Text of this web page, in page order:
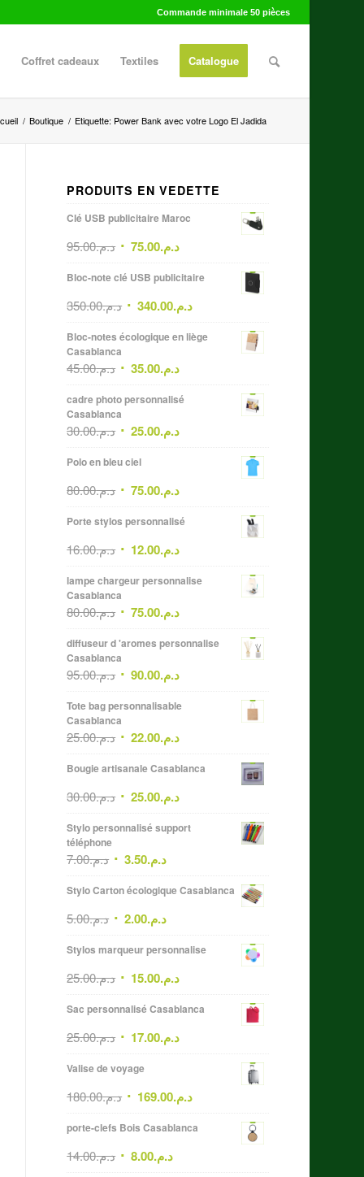
Commande minimale 50 pièces
Coffret cadeaux Textiles Catalogue
/ Boutique / Etiquette: Power Bank avec votre Logo El Jadida
PRODUITS EN VEDETTE
Clé USB publicitaire Maroc
د.م.95.00 د.م.75.00
Bloc-note clé USB publicitaire
د.م.350.00 د.م.340.00
Bloc-notes écologique en liège
Casablanca
د.م.45.00 د.م.35.00
cadre photo personnalisé
Casablanca
د.م.30.00 د.م.25.00
Polo en bleu ciel
د.م.80.00 د.م.75.00
Porte stylos personnalisé
د.م.16.00 د.م.12.00
lampe chargeur personnalise
Casablanca
د.م.80.00 د.م.75.00
diffuseur d 'aromes personnalise
Casablanca
د.م.95.00 د.م.90.00
Tote bag personnalisable
Casablanca
د.م.25.00 د.م.22.00
Bougie artisanale Casablanca
د.م.30.00 د.م.25.00
Stylo personnalisé support
téléphone
د.م.7.00 د.م.3.50
Stylo Carton écologique Casablanca
د.م.5.00 د.م.2.00
Stylos marqueur personnalise
د.م.25.00 د.م.15.00
Sac personnalisé Casablanca
د.م.25.00 د.م.17.00
Valise de voyage
د.م.180.00 د.م.169.00
porte-clefs Bois Casablanca
د.م.14.00 د.م.8.00